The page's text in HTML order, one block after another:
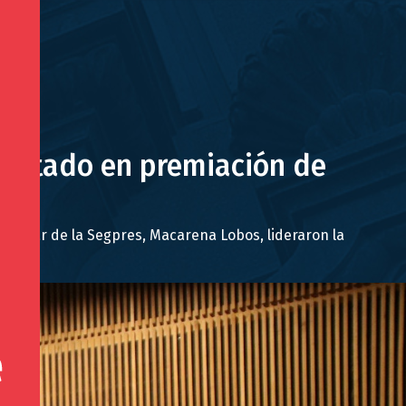
en premiación de
par de la Segpres, Macarena Lobos, lideraron la